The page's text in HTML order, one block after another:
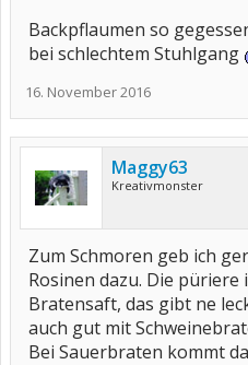
Backpflaumen so
bei schlechtem Stuhlgang
16. November 2016
Maggy63
Kreativmonster
Zum Schmoren geb ich
Rosinen dazu. Die
Bratensaft, das gibt ne
auch gut mit
Bei Sauerbraten kommt